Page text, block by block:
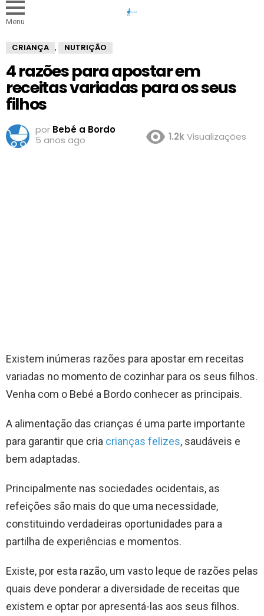
Menu
CRIANÇA , NUTRIÇÃO
4 razões para apostar em
receitas variadas para os seus
filhos
por Bebé a Bordo
5 anos ago
1.2kVisualizações
Existem inúmeras razões para apostar em receitas
variadas no momento de cozinhar para os seus filhos.
Venha com o Bebé a Bordo conhecer as principais.
A alimentação das crianças é uma parte importante
para garantir que cria crianças felizes, saudáveis e
bem adaptadas.
Principalmente nas sociedades ocidentais, as
refeições são mais do que uma necessidade,
constituindo verdadeiras oportunidades para a
partilha de experiências e momentos.
Existe, por esta razão, um vasto leque de razões pelas
quais deve ponderar a diversidade de receitas que
existem e optar por apresentá-las aos seus filhos.